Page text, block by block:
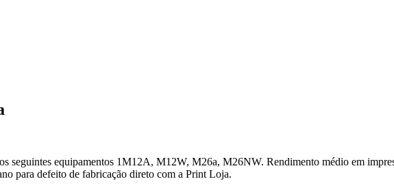
seguintes equipamentos 1M12A, M12W, M26a, M26NW. Rendimento médio em
para defeito de fabricação direto com a Print Loja.